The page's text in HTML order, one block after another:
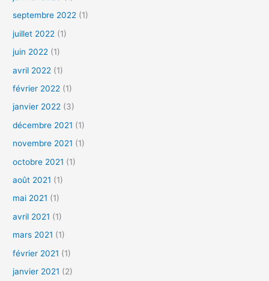
septembre 2022 (1)
juillet 2022 (1)
juin 2022 (1)
avril 2022 (1)
février 2022 (1)
janvier 2022 (3)
décembre 2021 (1)
novembre 2021 (1)
octobre 2021 (1)
août 2021 (1)
mai 2021 (1)
avril 2021 (1)
mars 2021 (1)
février 2021 (1)
janvier 2021 (2)